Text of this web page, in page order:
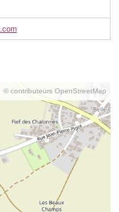
© contributeurs OpenStreetMap